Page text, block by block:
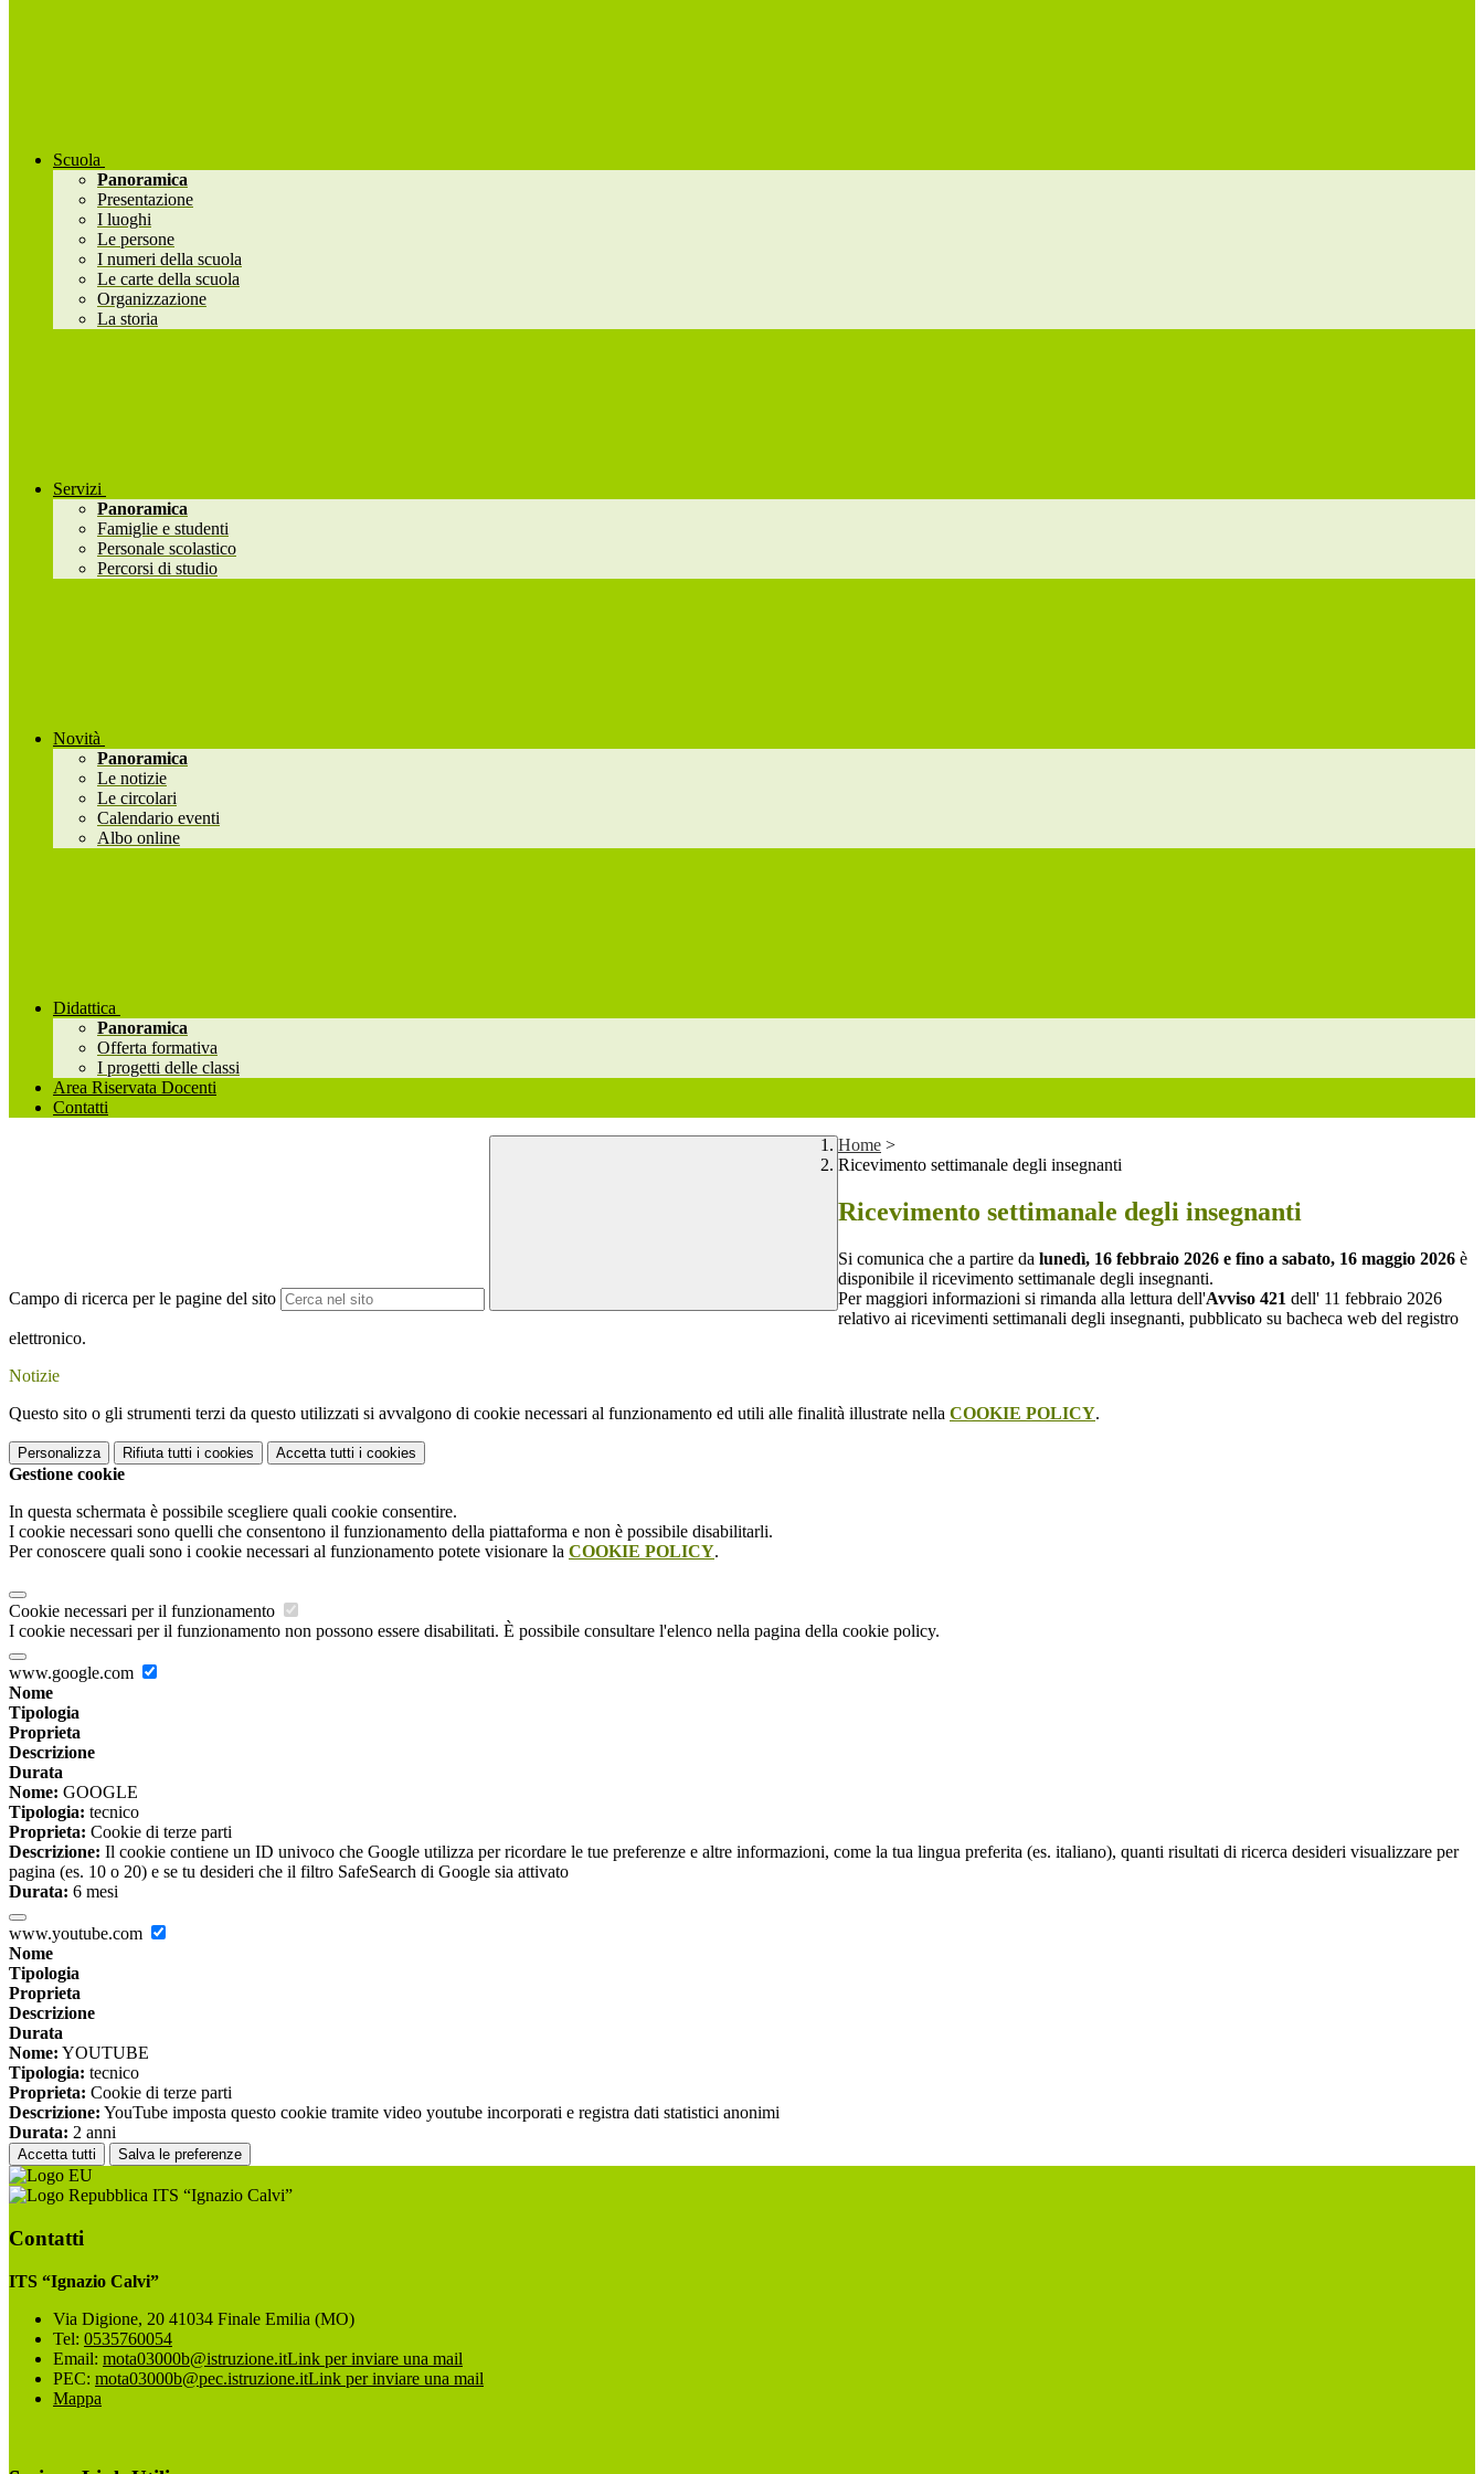
Scuola
Panoramica
Presentazione
I luoghi
Le persone
I numeri della scuola
Le carte della scuola
Organizzazione
La storia
Servizi
Panoramica
Famiglie e studenti
Personale scolastico
Percorsi di studio
Novità
Panoramica
Le notizie
Le circolari
Calendario eventi
Albo online
Didattica
Panoramica
Offerta formativa
I progetti delle classi
Area Riservata Docenti
Contatti
Campo di ricerca per le pagine del sito
Home >
Ricevimento settimanale degli insegnanti
Ricevimento settimanale degli insegnanti
Si comunica che a partire da lunedì, 16 febbraio 2026 e fino a sabato, 16 maggio 2026 è
disponibile il ricevimento settimanale degli insegnanti.
Per maggiori informazioni si rimanda alla lettura dell'Avviso 421 dell' 11 febbraio 2026
relativo ai ricevimenti settimanali degli insegnanti, pubblicato su bacheca web del registro
elettronico.
Notizie
Questo sito o gli strumenti terzi da questo utilizzati si avvalgono di cookie necessari al funzionamento ed utili alle finalità illustrate nella COOKIE POLICY.
Personalizza Rifiuta tutti i cookies Accetta tutti i cookies
Gestione cookie
In questa schermata è possibile scegliere quali cookie consentire.
I cookie necessari sono quelli che consentono il funzionamento della piattaforma e non è possibile disabilitarli.
Per conoscere quali sono i cookie necessari al funzionamento potete visionare la COOKIE POLICY.
Cookie necessari per il funzionamento
I cookie necessari per il funzionamento non possono essere disabilitati. È possibile consultare l'elenco nella pagina della cookie policy.
www.google.com
Nome
Tipologia
Proprieta
Descrizione
Durata
Nome: GOOGLE
Tipologia: tecnico
Proprieta: Cookie di terze parti
Descrizione: Il cookie contiene un ID univoco che Google utilizza per ricordare le tue preferenze e altre informazioni, come la tua lingua preferita (es. italiano), quanti risultati di ricerca desideri visualizzare per
pagina (es. 10 o 20) e se tu desideri che il filtro SafeSearch di Google sia attivato
Durata: 6 mesi
www.youtube.com
Nome
Tipologia
Proprieta
Descrizione
Durata
Nome: YOUTUBE
Tipologia: tecnico
Proprieta: Cookie di terze parti
Descrizione: YouTube imposta questo cookie tramite video youtube incorporati e registra dati statistici anonimi
Durata: 2 anni
Accetta tutti Salva le preferenze
ITS “Ignazio Calvi”
Contatti
ITS “Ignazio Calvi”
Via Digione, 20 41034 Finale Emilia (MO)
Tel: 0535760054
Email: mota03000b@istruzione.itLink per inviare una mail
PEC: mota03000b@pec.istruzione.itLink per inviare una mail
Mappa